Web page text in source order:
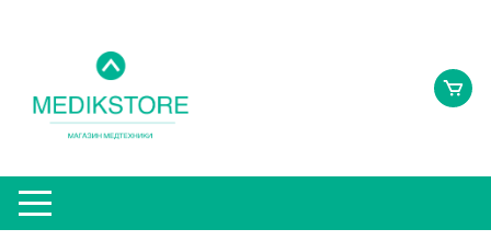
содержимому